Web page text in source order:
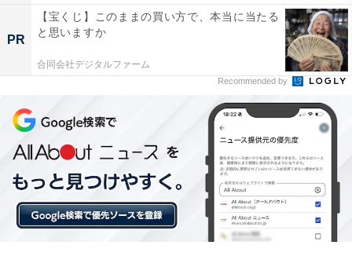
PR
【宝くじ】このままの買い方で、本当に当たる
と思いますか
合同会社デジタルファーム
Recommended by